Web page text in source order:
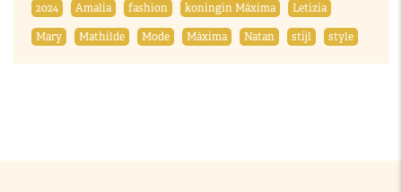
2024 Amalia fashion koningin Máxima
Letizia
Mary
Mathilde Mode Máxima Natan stijl style